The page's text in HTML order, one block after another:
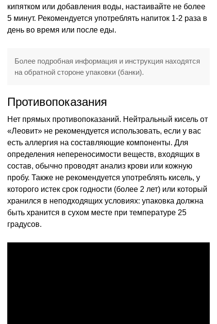
кипятком или добавления воды, настаивайте не более
5 минут. Рекомендуется употреблять напиток 1-2 раза в
день во время или после еды.
Более подробная информация и инструкция находятся
на обратной стороне упаковки (банки).
Противопоказания
Нет прямых противопоказаний. Нейтральный кисель от
«Леовит» не рекомендуется использовать, если у вас
есть аллергия на составляющие компоненты. Для
определения непереносимости веществ, входящих в
состав, обычно проводят анализ крови или кожную
пробу. Также не рекомендуется употреблять кисель, у
которого истек срок годности (более 2 лет) или который
хранился в неподходящих условиях: упаковка должна
быть хранится в сухом месте при температуре 25
градусов.